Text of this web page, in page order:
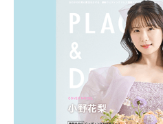
一番お得？」「プ
解決します。 まず
ング診断